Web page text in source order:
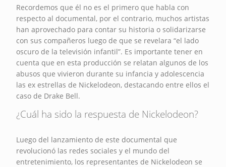
Recordemos que él no es el primero que habla con
respecto al documental, por el contrario, muchos artistas
han aprovechado para contar su historia o solidarizarse
con sus compañeros luego de que se revelara “el lado
oscuro de la televisión infantil”. Es importante tener en
cuenta que en esta producción se relatan algunos de los
abusos que vivieron durante su infancia y adolescencia
las ex estrellas de Nickelodeon, destacando entre ellos el
caso de Drake Bell.
¿Cuál ha sido la respuesta de Nickelodeon?
Luego del lanzamiento de este documental que
revolucionó las redes sociales y el mundo del
entretenimiento, los representantes de Nickelodeon se